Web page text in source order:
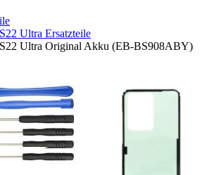
Ultra Ersatzteile
S22 Ultra Original Akku (EB-BS908ABY)